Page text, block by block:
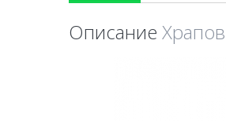
Описание